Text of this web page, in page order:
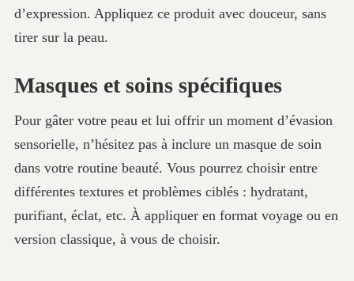
d’expression. Appliquez ce produit avec douceur, sans
tirer sur la peau.
Masques et soins spécifiques
Pour gâter votre peau et lui offrir un moment d’évasion
sensorielle, n’hésitez pas à inclure un masque de soin
dans votre routine beauté. Vous pourrez choisir entre
différentes textures et problèmes ciblés : hydratant,
purifiant, éclat, etc. À appliquer en format voyage ou en
version classique, à vous de choisir.